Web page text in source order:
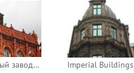
Пивоваренный завод Дэниэла Хигсона Imperial Buildings